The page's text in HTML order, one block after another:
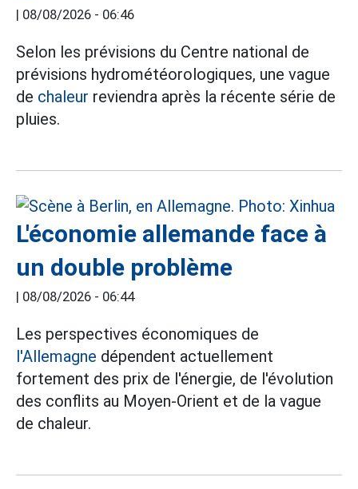
| 08/08/2026 - 06:46
Selon les prévisions du Centre national de
prévisions hydrométéorologiques, une vague
de chaleur reviendra après la récente série de
pluies.
L'économie allemande face à
un double problème
| 08/08/2026 - 06:44
Les perspectives économiques de
l'Allemagne dépendent actuellement
fortement des prix de l'énergie, de l'évolution
des conflits au Moyen-Orient et de la vague
de chaleur.